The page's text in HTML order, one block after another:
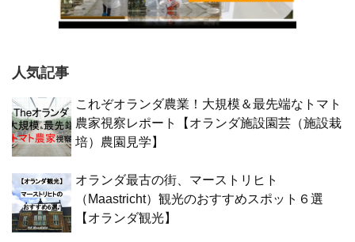
人気記事
これぞオランダ農業！大規模＆最先端なトマト
農家視察レポート【オランダ施設園芸（施設栽
培）農園見学】
オランダ最古の街、マーストリヒト
（Maastricht）観光のおすすめスポット６選
【オランダ観光】